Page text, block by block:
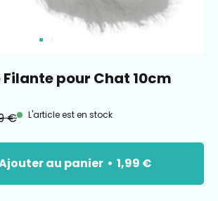
pour Chat 10cm
€ L'article est en stock
au panier 1,99 €